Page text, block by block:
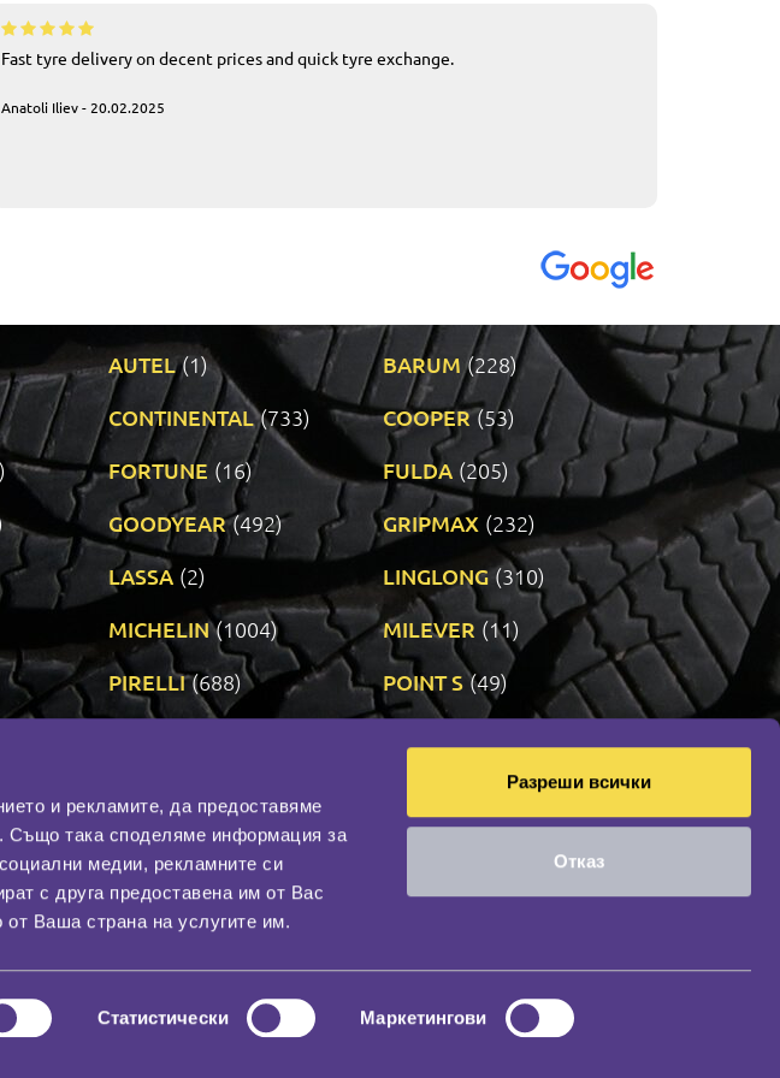
и рекламите, да предоставяме
Също така споделяме информация за
медии, рекламните си
с друга предоставена им от Вас
Ваша страна на услугите им.
Статистически
Маркетингови
Разреши всички
Отказ
Fast tyre delivery on decent prices and quick tyre exchange.
Anatoli Iliev - 20.02.2025
AUTEL (1) BARUM (228)
CONTINENTAL (733) COOPER (53)
FORTUNE (16) FULDA (205)
GOODYEAR (492) GRIPMAX (232)
LASSA (2) LINGLONG (310)
MICHELIN (1004) MILEVER (11)
PIRELLI (688) POINT S (49)
VREDESTEIN (470)
Социална мрежа
НАШИЯТ БЛОГ